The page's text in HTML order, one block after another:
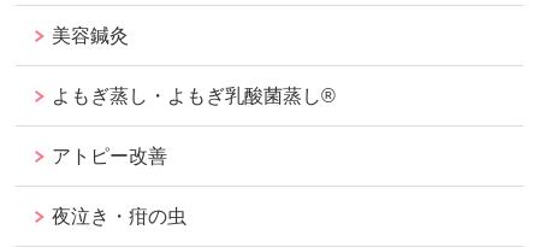
美容鍼灸
よもぎ蒸し・よもぎ乳酸菌蒸し®︎
アトピー改善
夜泣き・疳の虫